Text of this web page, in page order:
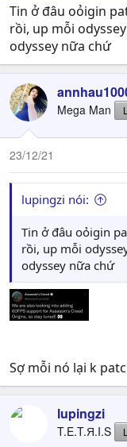
Á đù, chơi lớn dữ
Tin ở đâu oỏigin
rồi, up mỗi
odyssey nữa chứ
Mega Man
23/12/21
lupingzi nói:
Tin ở đâu oỏigin
rồi, up mỗi
odyssey nữa chứ
Sợ mỗi nó lại k
lupingzi
T.E.T.Я.I.S